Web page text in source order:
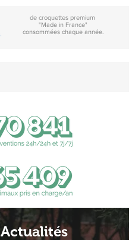
de croquettes premium
"Made in France"
consommées chaque année.
Actualités